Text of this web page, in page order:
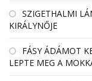
SZIGETHALMI
KIRÁLYNŐJE
FÁSY ÁDÁMOT
LEPTE MEG A